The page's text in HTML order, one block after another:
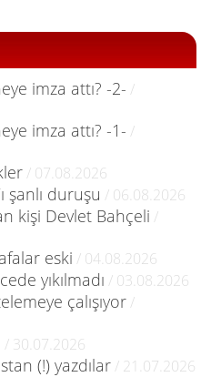
imza attı? -2- /
imza attı? -1- /
/ 07.08.2026
şanlı duruşu / 06.08.2026
kişi Devlet Bahçeli /
eski / 04.08.2026
yıkılmadı / 03.08.2026
çalışıyor/
/ 30.07.2026
(!) yazdılar/ 21.07.2026